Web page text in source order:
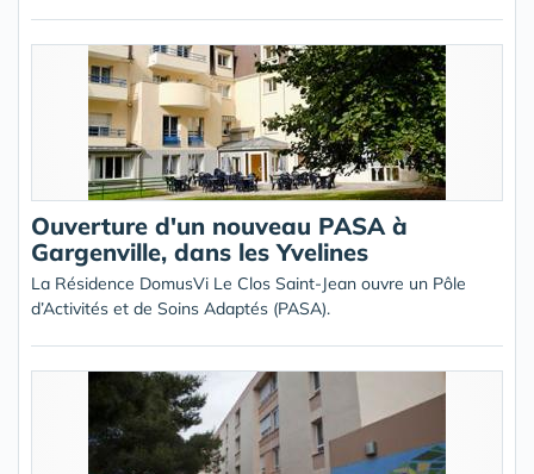
Ouverture d'un nouveau PASA à
Gargenville, dans les Yvelines
La Résidence DomusVi Le Clos Saint-Jean ouvre un Pôle
d’Activités et de Soins Adaptés (PASA).